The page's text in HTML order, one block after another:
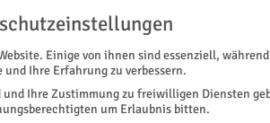
Einige von ihnen sind essenziell, während
Ihre Erfahrung zu verbessern.
Ihre Zustimmung zu freiwilligen Diensten
um Erlaubnis bitten.